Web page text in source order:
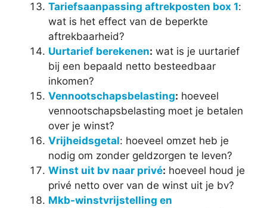
Tariefsaanpassing aftrekposten box 1:
wat is het effect van de beperkte
aftrekbaarheid?
Uurtarief berekenen: wat is je uurtarief
bij een bepaald netto besteedbaar
inkomen?
Vennootschapsbelasting: hoeveel
vennootschapsbelasting moet je betalen
over je winst?
Vrijheidsgetal: hoeveel omzet heb je
nodig om zonder geldzorgen te leven?
Winst uit bv naar privé: hoeveel houd je
privé netto over van de winst uit je bv?
Mkb-winstvrijstelling en